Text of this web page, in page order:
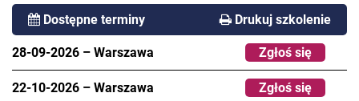
Dostępne terminy Drukuj szkolenie
28-09-2026 – Warszawa Zgłoś się
22-10-2026 – Warszawa Zgłoś się